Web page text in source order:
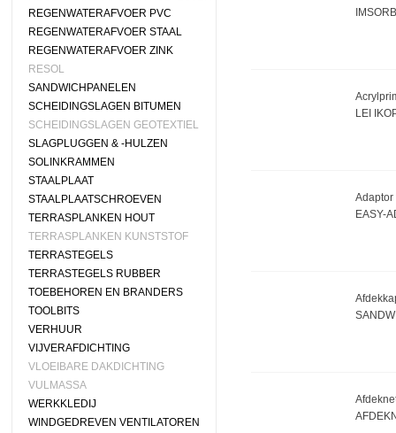
REGENWATERAFVOER PVC
REGENWATERAFVOER STAAL
REGENWATERAFVOER ZINK
RESOL
SANDWICHPANELEN
SCHEIDINGSLAGEN BITUMEN
SCHEIDINGSLAGEN GEOTEXTIEL
SLAGPLUGGEN & -HULZEN
SOLINKRAMMEN
STAALPLAAT
STAALPLAATSCHROEVEN
TERRASPLANKEN HOUT
TERRASPLANKEN KUNSTSTOF
TERRASTEGELS
TERRASTEGELS RUBBER
TOEBEHOREN EN BRANDERS
TOOLBITS
VERHUUR
VIJVERAFDICHTING
VLOEIBARE DAKDICHTING
VULMASSA
WERKKLEDIJ
WINDGEDREVEN VENTILATOREN
LEI
Adaptor
EASY-